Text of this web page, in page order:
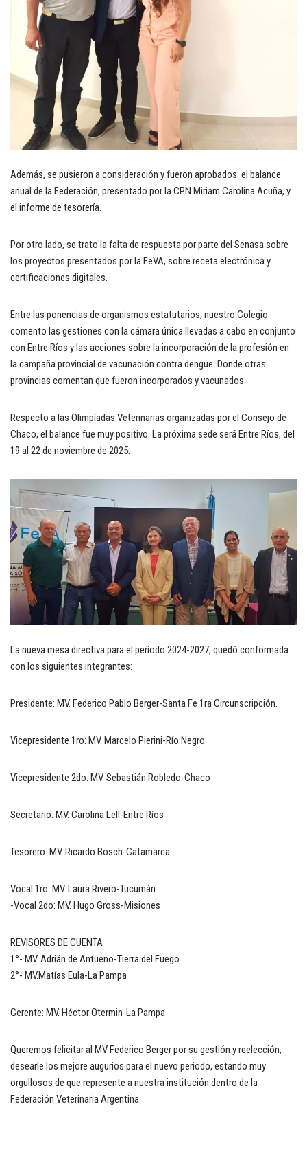
Además, se pusieron a consideración y fueron aprobados: el balance
anual de la Federación, presentado por la CPN Miriam Carolina Acuña, y
el informe de tesorería.
Por otro lado, se trato la falta de respuesta por parte del Senasa sobre
los proyectos presentados por la FeVA, sobre receta electrónica y
certificaciones digitales.
Entre las ponencias de organismos estatutarios, nuestro Colegio
comento las gestiones con la cámara única llevadas a cabo en conjunto
con Entre Ríos y las acciones sobre la incorporación de la profesión en
la campaña provincial de vacunación contra dengue. Donde otras
provincias comentan que fueron incorporados y vacunados.
Respecto a las Olimpíadas Veterinarias organizadas por el Consejo de
Chaco, el balance fue muy positivo. La próxima sede será Entre Ríos, del
19 al 22 de noviembre de 2025.
La nueva mesa directiva para el período 2024-2027, quedó conformada
con los siguientes integrantes:
Presidente: MV. Federico Pablo Berger-Santa Fe 1ra Circunscripción.
Vicepresidente 1ro: MV. Marcelo Pierini-Río Negro
Vicepresidente 2do: MV. Sebastián Robledo-Chaco
Secretario: MV. Carolina Lell-Entre Ríos
Tesorero: MV. Ricardo Bosch-Catamarca
Vocal 1ro: MV. Laura Rivero-Tucumán
-Vocal 2do: MV. Hugo Gross-Misiones
REVISORES DE CUENTA
1°- MV. Adrián de Antueno-Tierra del Fuego
2°- MV.Matías Eula-La Pampa
Gerente: MV. Héctor Otermin-La Pampa
Queremos felicitar al MV Federico Berger por su gestión y reelección,
desearle los mejore augurios para el nuevo periodo, estando muy
orgullosos de que represente a nuestra institución dentro de la
Federación Veterinaria Argentina.